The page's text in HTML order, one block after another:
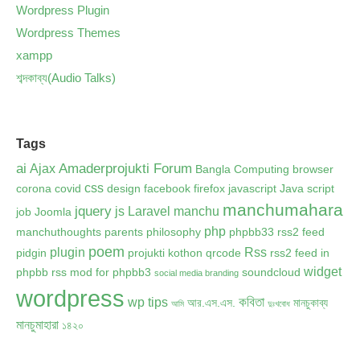
Wordpress Plugin
Wordpress Themes
xampp
শব্দকাব্য(Audio Talks)
Tags
ai Ajax Amaderprojukti Forum Bangla Computing browser
corona covid css design facebook firefox javascript Java script
job Joomla jquery js Laravel manchu manchumahara
manchuthoughts parents philosophy php phpbb33 rss2 feed
pidgin plugin poem projukti kothon qrcode Rss rss2 feed in
phpbb rss mod for phpbb3 social media branding soundcloud widget
wordpress wp tips আমি আর.এস.এস. কবিতা দুঃখবোধ মানচুকাব্য
মানচুমাহারা ১৪২০